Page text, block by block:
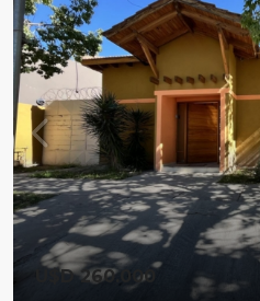
U$D 260.000